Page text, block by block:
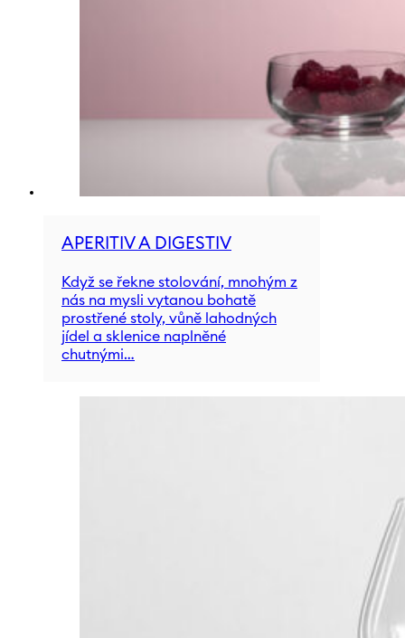
APERITIV A DIGESTIV
Když se řekne stolování, mnohým z
nás na mysli vytanou bohatě
prostřené stoly, vůně lahodných
jídel a sklenice naplněné
chutnými…